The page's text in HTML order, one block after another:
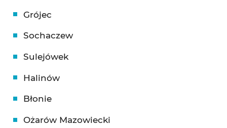
Grójec
Sochaczew
Sulejówek
Halinów
Błonie
Ożarów Mazowiecki